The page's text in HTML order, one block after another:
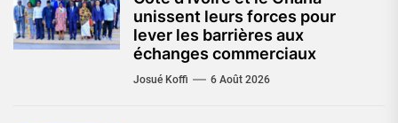
unissent leurs forces pour
lever les barrières aux
échanges commerciaux
Josué Koffi 6 Août 2026